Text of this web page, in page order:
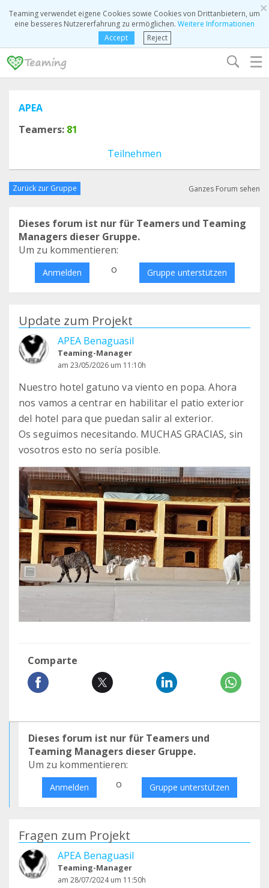
×
Teaming verwendet eigene Cookies sowie Cookies von Drittanbietern, um
eine besseres Nutzererfahrung zu ermöglichen. Weitere Informationen
Accept
Reject
☰
APEA
Teamers: 81
Teilnehmen
Zurück zur Gruppe Ganzes Forum sehen
Dieses forum ist nur für Teamers und Teaming
Managers dieser Gruppe.
Um zu kommentieren:
Anmelden o Gruppe unterstützen
Update zum Projekt
APEA Benaguasil
Teaming-Manager
am 23/05/2026 um 11:10h
Nuestro hotel gatuno va viento en popa. Ahora
nos vamos a centrar en habilitar el patio exterior
del hotel para que puedan salir al exterior.
Os seguimos necesitando. MUCHAS GRACIAS, sin
vosotros esto no sería posible.
Comparte
Dieses forum ist nur für Teamers und
Teaming Managers dieser Gruppe.
Um zu kommentieren:
Anmelden o Gruppe unterstützen
Fragen zum Projekt
APEA Benaguasil
Teaming-Manager
am 28/07/2024 um 11:50h